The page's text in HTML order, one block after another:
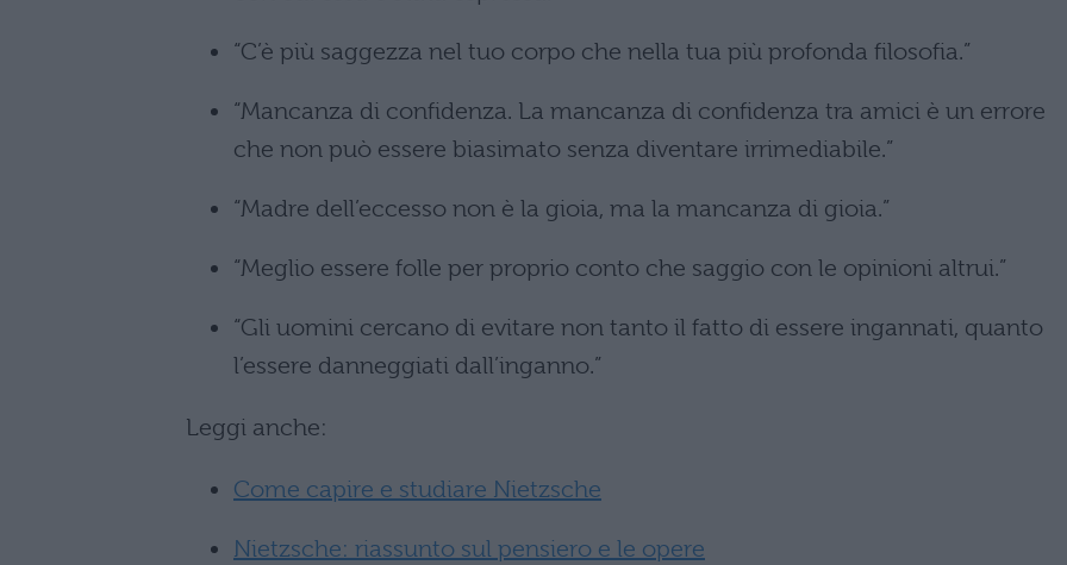
“C’è più saggezza nel tuo corpo che nella tua più profonda filosofia.”
“Mancanza di confidenza. La mancanza di confidenza tra amici è un errore
che non può essere biasimato senza diventare irrimediabile.”
“Madre dell’eccesso non è la gioia, ma la mancanza di gioia.”
“Meglio essere folle per proprio conto che saggio con le opinioni altrui.”
“Gli uomini cercano di evitare non tanto il fatto di essere ingannati, quanto
l’essere danneggiati dall’inganno.”
Leggi anche:
Come capire e studiare Nietzsche
Nietzsche: riassunto sul pensiero e le opere